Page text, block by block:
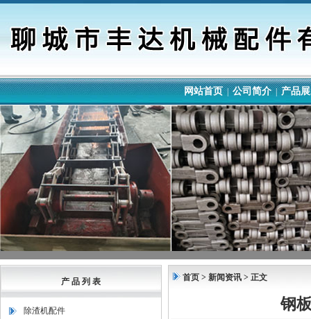
网站首页|公司简介|产品
产 品 列 表
除渣机配件
首页 > 新闻资讯 > 正文
钢